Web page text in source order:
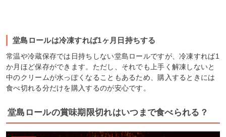
堂島ロールは冷凍すれば1ヶ月日持ちする
常温や冷蔵保存では日持ちしない堂島ロールですが、冷凍すれば1
か月ほど保存ができます。ただし、それでも上手く解凍しないと
中のクリームが水っぽくなることもあるため、購入するときには
食べ切れる分だけを購入するのが安心です。
堂島ロールの賞味期限切れはいつまで食べられる？